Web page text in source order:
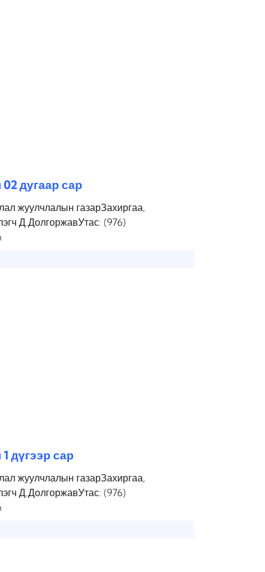
дугаар сар
жуулчлалын газарЗахиргаа,
Д.ДолгоржавУтас: (976)
дүгээр сар
жуулчлалын газарЗахиргаа,
Д.ДолгоржавУтас: (976)